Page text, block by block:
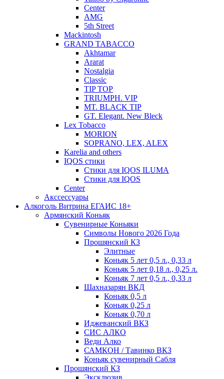
Center
AMG
5th Street
Mackintosh
GRAND TABACCO
Akhtamar
Ararat
Nostalgia
Classic
TIP TOP
TRIUMPH. VIP
MT. BLACK TIP
GT. Elegant. New Bleck
Lex Tobacco
MORION
SOPRANO, LEX, ALEX
Karelia and others
IQOS стики
Стики для IQOS ILUMA
Стики для IQOS
Сenter
Акссессуары
Алкоголь Витрина ЕГАИС 18+
Армянский Коньяк
Сувенирные Коньяки
Символы Нового 2026 Года
Прошянский КЗ
Элитные
Коньяк 5 лет 0,5 л., 0,33 л
Коньяк 5 лет 0,18 л., 0,25 л.
Коньяк 7 лет 0,5 л., 0,33 л
Шахназарян ВКД
Коньяк 0,5 л
Коньяк 0,25 л
Коньяк 0,70 л
Иджеванский ВКЗ
СИС АЛКО
Веди Алко
САМКОН / Тавинко ВКЗ
Коньяк сувенирный Сабля
Прошянский КЗ
Эксклюзив